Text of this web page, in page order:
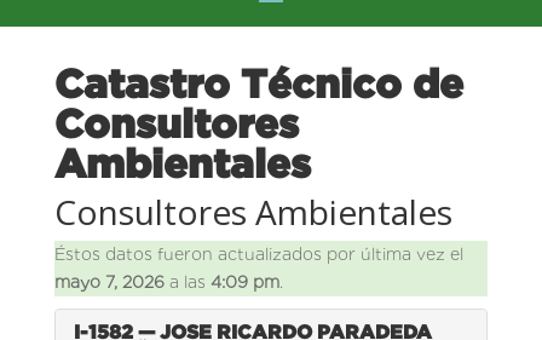
Catastro Técnico de
Consultores
Ambientales
Consultores Ambientales
Éstos datos fueron actualizados por última vez el
mayo 7, 2026a las 4:09 pm.
I-1582 — JOSE RICARDO PARADEDA